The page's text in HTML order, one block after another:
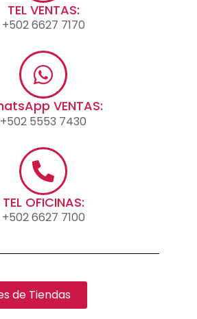
TEL VENTAS:
+502 6627 7170
VENTAS:
+502 5553 7430
TEL OFICINAS:
+502 6627 7100
de Tiendas